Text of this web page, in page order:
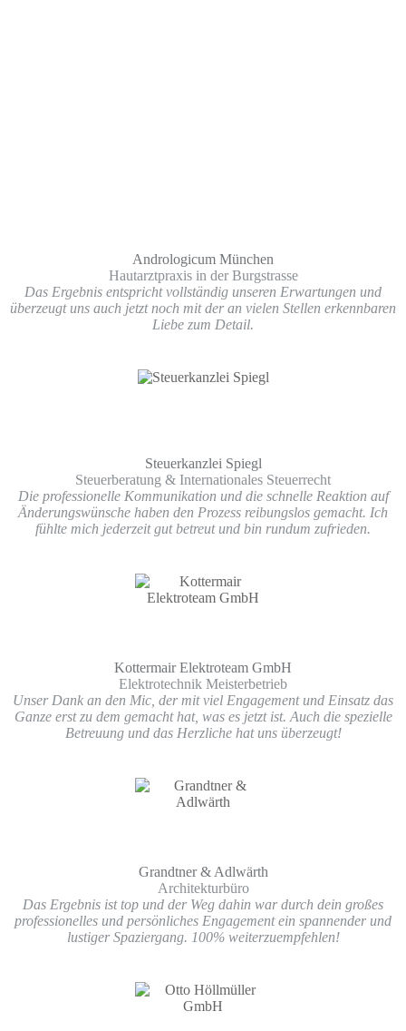
Andrologicum München
Hautarztpraxis in der Burgstrasse
Das Ergebnis entspricht vollständig unseren Erwartungen und
überzeugt uns auch jetzt noch mit der an vielen Stellen erkennbaren
Liebe zum Detail.
Steuerkanzlei Spiegl
Steuerberatung & Internationales Steuerrecht
Die professionelle Kommunikation und die schnelle Reaktion auf
Änderungswünsche haben den Prozess reibungslos gemacht. Ich
fühlte mich jederzeit gut betreut und bin rundum zufrieden.
Kottermair Elektroteam GmbH
Elektrotechnik Meisterbetrieb
Unser Dank an den Mic, der mit viel Engagement und Einsatz das
Ganze erst zu dem gemacht hat, was es jetzt ist. Auch die spezielle
Betreuung und das Herzliche hat uns überzeugt!
Grandtner & Adlwärth
Architekturbüro
Das Ergebnis ist top und der Weg dahin war durch dein großes
professionelles und persönliches Engagement ein spannender und
lustiger Spaziergang. 100% weiterzuempfehlen!